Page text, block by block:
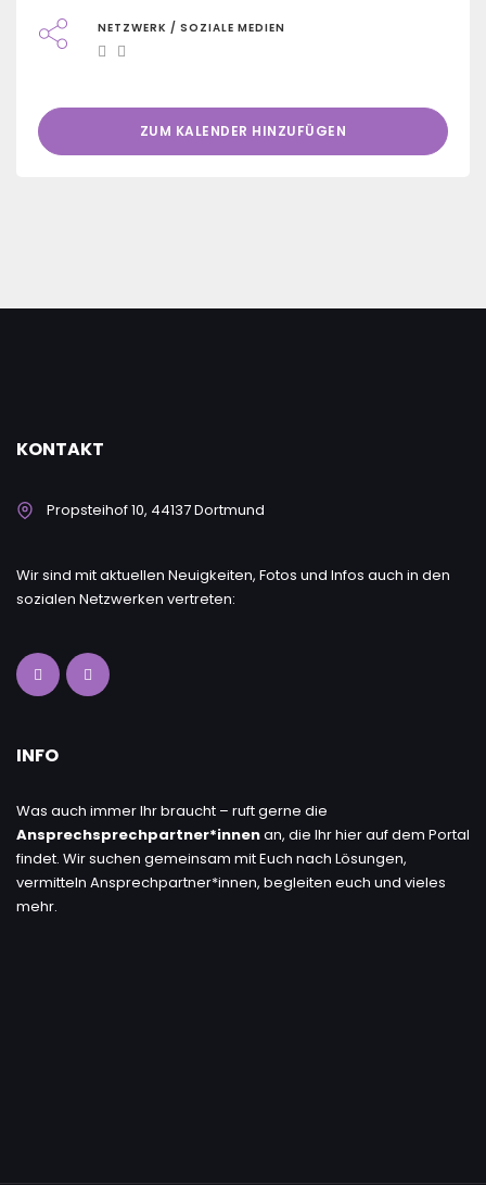
NETZWERK / SOZIALE MEDIEN
ZUM KALENDER HINZUFÜGEN
KONTAKT
Propsteihof 10, 44137 Dortmund
Wir sind mit aktuellen Neuigkeiten, Fotos und Infos auch in den
sozialen Netzwerken vertreten:
INFO
Was auch immer Ihr braucht – ruft gerne die
Ansprechsprechpartner*innenan, die Ihr hier auf dem Portal
findet. Wir suchen gemeinsam mit Euch nach Lösungen,
vermitteln Ansprechpartner*innen, begleiten euch und vieles
mehr.